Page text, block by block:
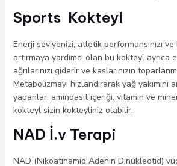
Sports Kokteyl
Enerji seviyenizi, atletik performansınızı ve
artırmaya yardımcı olan bu kokteyl ayrıca
ağrılarınızı giderir ve kaslarınızın
Metabolizmayı hızlandırarak yağ yakımını
yapanlar; aminoasit içeriği, vitamin ve
kokteyl sizin kokteyliniz olabilir.
NAD İ.v Terapi
NAD (Nikoatinamid Adenin Dinükleotid)